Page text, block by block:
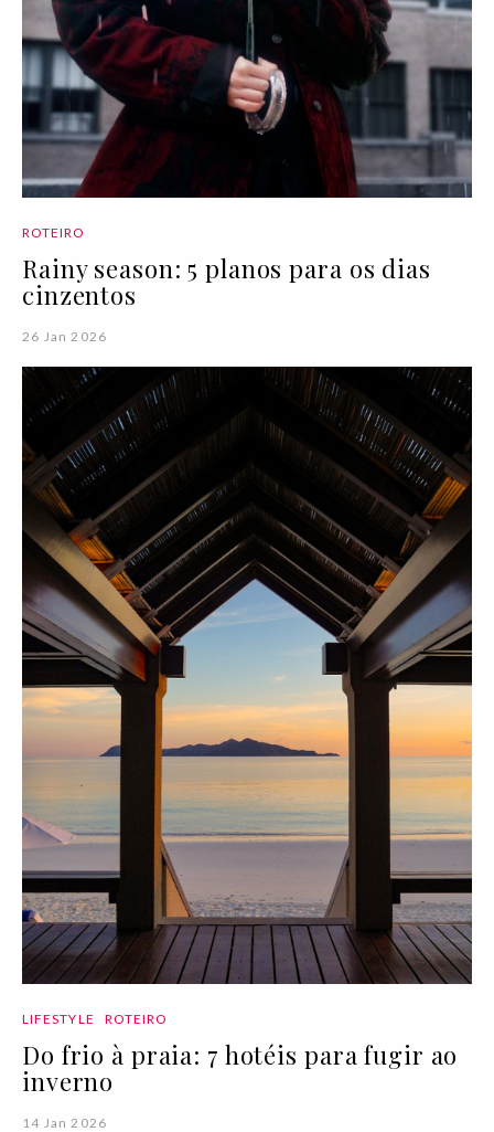
ROTEIRO
Rainy season: 5 planos para os dias
cinzentos
26 Jan 2026
LIFESTYLE ROTEIRO
Do frio à praia: 7 hotéis para fugir ao
inverno
14 Jan 2026